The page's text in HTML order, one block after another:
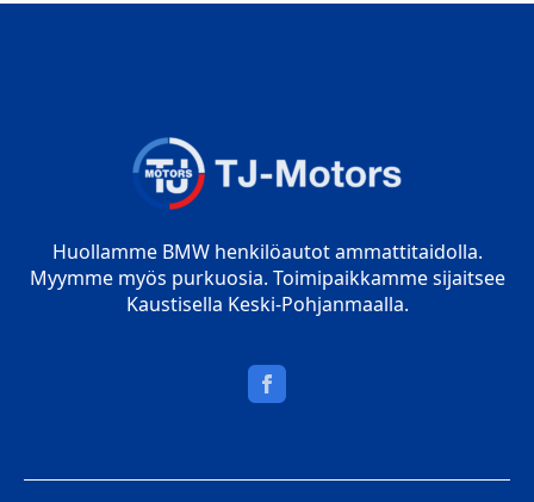
Huollamme BMW henkilöautot ammattitaidolla.
Myymme myös purkuosia. Toimipaikkamme sijaitsee
Kaustisella Keski-Pohjanmaalla.